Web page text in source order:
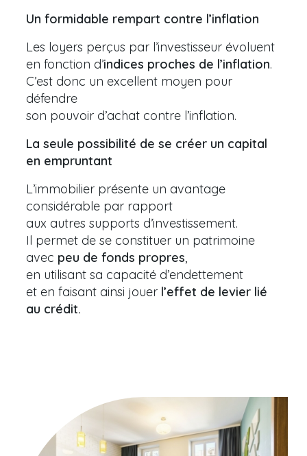
Un formidable rempart contre l’inflation
Les loyers perçus par l’investisseur évoluent
en fonction d’indices proches de l’inflation.
C’est donc un excellent moyen pour
défendre
son pouvoir d’achat contre l’inflation.
La seule possibilité de se créer un capital
en empruntant
L’immobilier présente un avantage
considérable par rapport
aux autres supports d’investissement.
Il permet de se constituer un patrimoine
avec peu de fonds propres,
en utilisant sa capacité d’endettement
et en faisant ainsi jouer l’effet de levier lié
au crédit.